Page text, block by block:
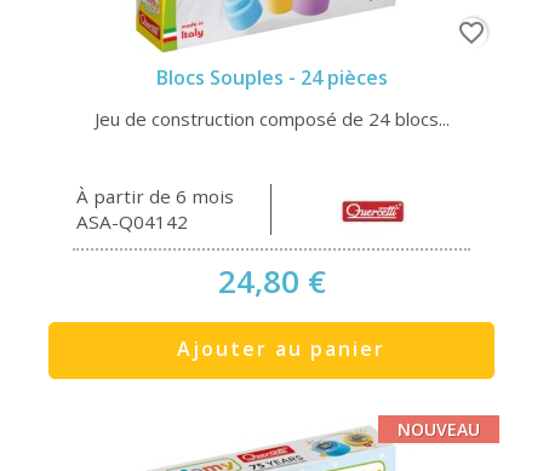
Blocs Souples - 24 pièces
Jeu de construction composé de 24 blocs...
À partir de 6 mois
ASA-Q04142
24,80 €
Ajouter au panier
favorite_border
NOUVEAU